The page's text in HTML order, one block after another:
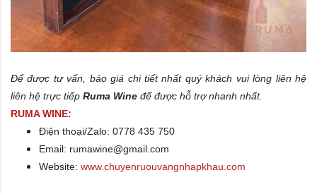
Để được tư vấn, báo giá chi tiết nhất quý khách vui lòng liên hệ
liên hệ trực tiếp Ruma Wine để được hỗ trợ nhanh nhất.
RUMA WINE:
Điện thoại/Zalo: 0778 435 750
Email: rumawine@gmail.com
Website: www.chuyenruouvangnhapkhau.com